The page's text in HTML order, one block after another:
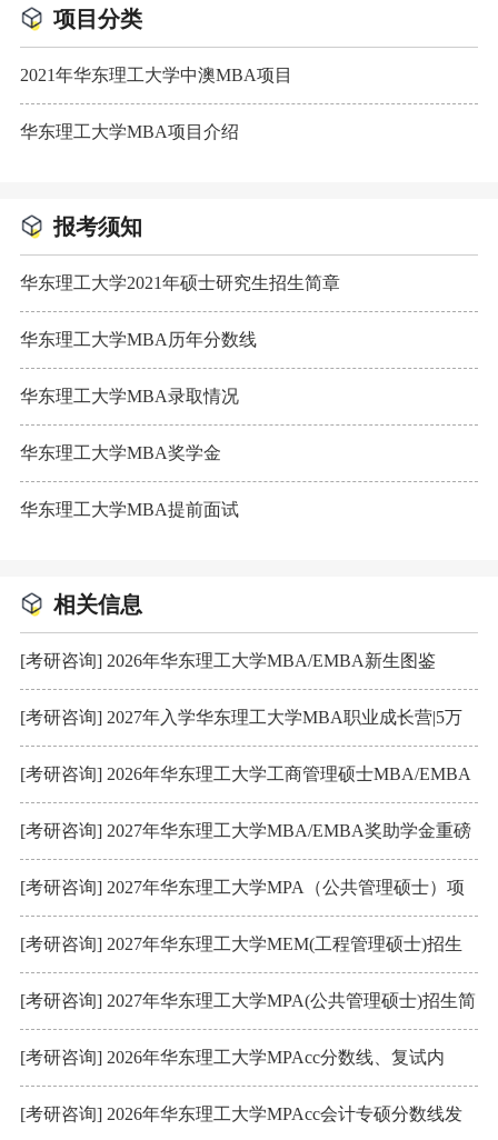
项目分类
2021年华东理工大学中澳MBA项目
华东理工大学MBA项目介绍
报考须知
华东理工大学2021年硕士研究生招生简章
华东理工大学MBA历年分数线
华东理工大学MBA录取情况
华东理工大学MBA奖学金
华东理工大学MBA提前面试
相关信息
[考研咨询] 2026年华东理工大学MBA/EMBA新生图鉴
[考研咨询] 2027年入学华东理工大学MBA职业成长营|5万
奖学金等你来拿
[考研咨询] 2026年华东理工大学工商管理硕士MBA/EMBA
招生简章
[考研咨询] 2027年华东理工大学MBA/EMBA奖助学金重磅
升级
[考研咨询] 2027年华东理工大学MPA（公共管理硕士）项
目介绍
[考研咨询] 2027年华东理工大学MEM(工程管理硕士)招生
简章
[考研咨询] 2027年华东理工大学MPA(公共管理硕士)招生简
章
[考研咨询] 2026年华东理工大学MPAcc分数线、复试内
容、参考书
[考研咨询] 2026年华东理工大学MPAcc会计专硕分数线发